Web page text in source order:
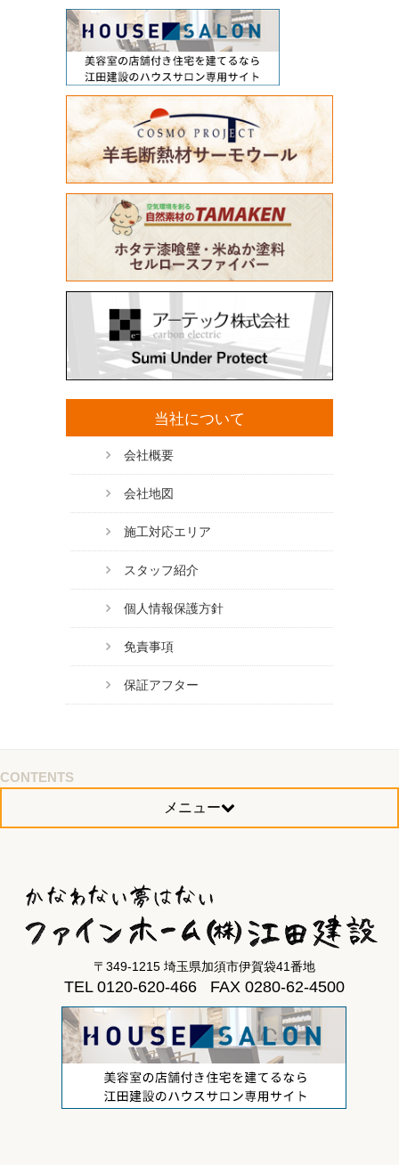
当社について
会社概要
会社地図
施工対応エリア
スタッフ紹介
個人情報保護方針
免責事項
保証アフター
CONTENTS
メニュー
〒349-1215 埼玉県加須市伊賀袋41番地
TEL 0120-620-466 FAX 0280-62-4500